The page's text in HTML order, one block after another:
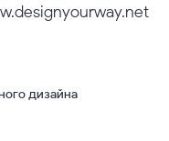
дизайна